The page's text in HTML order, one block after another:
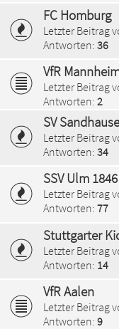
FC Homburg
Letzter Beitrag
Antworten: 36
VfR
Letzter Beitrag
Antworten: 2
SV
Letzter Beitrag
Antworten: 34
SSV Ulm 1846
Letzter Beitrag
Antworten: 77
Stuttgarter
Letzter Beitrag
Antworten: 14
VfR Aalen
Letzter Beitrag
Antworten: 9